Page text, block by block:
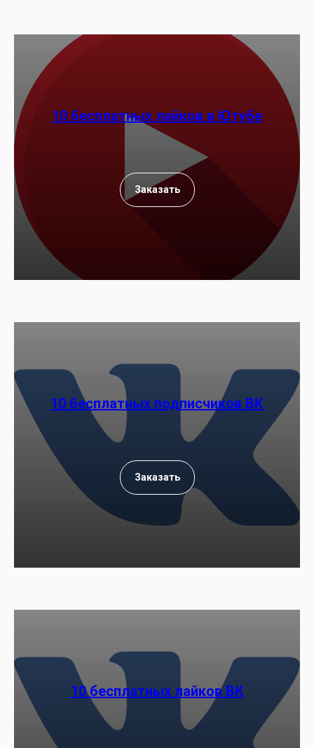
10 бесплатных лайков в Ютубе
Заказать
10 бесплатных подписчиков ВК
Заказать
10 бесплатных лайков ВК